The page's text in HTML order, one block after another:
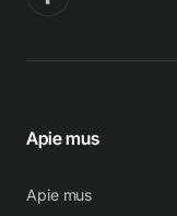
Apie mus
Apie mus